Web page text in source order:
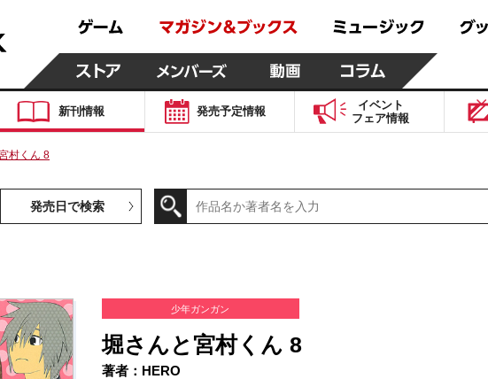
新刊情報 発売予定情報
イベント
フェア情報
村くん 8
発売日で検索
少年ガンガン
堀さんと宮村くん 8
著者：HERO